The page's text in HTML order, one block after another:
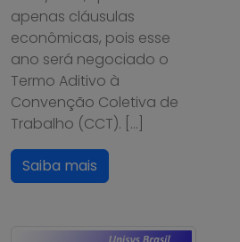
apenas cláusulas
econômicas, pois esse
ano será negociado o
Termo Aditivo à
Convenção Coletiva de
Trabalho (CCT). […]
Saiba mais